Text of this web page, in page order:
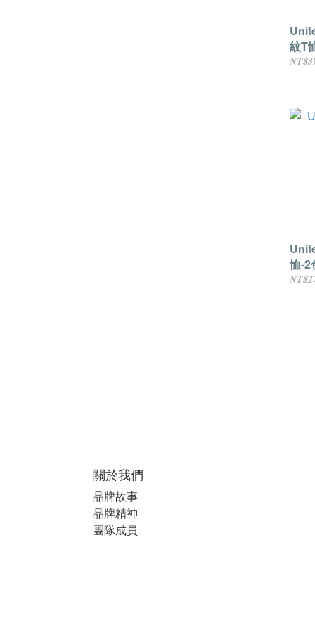
紋T
恤-2
關於我們
品牌故事
品牌精神
團隊成員